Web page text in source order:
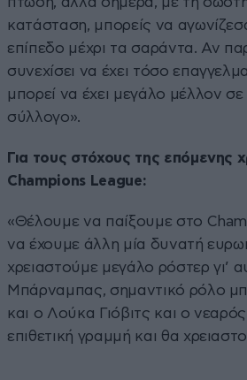
κατάσταση, μπορείς να
επίπεδο μέχρι τα σαράντα. Αν
συνεχίσει να έχει τόσο
μπορεί να έχει μεγάλο μέλλον
σύλλογο».
Για τους στόχους της επόμενης
Champions League:
«Θέλουμε να παίξουμε στο
να έχουμε άλλη μία δυνατή
χρειαστούμε μεγάλο ρόστερ γι’
Μπάρναμπας, σημαντικό ρόλο
και ο Λούκα Γιόβιτς και ο
επιθετική γραμμή και θα